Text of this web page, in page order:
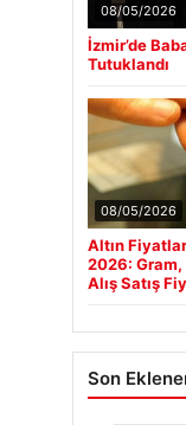
08/05/2026
İzmir’de
Tutuklandı
08/05/2026
Altın
2026: Gram,
Alış Satış
Son